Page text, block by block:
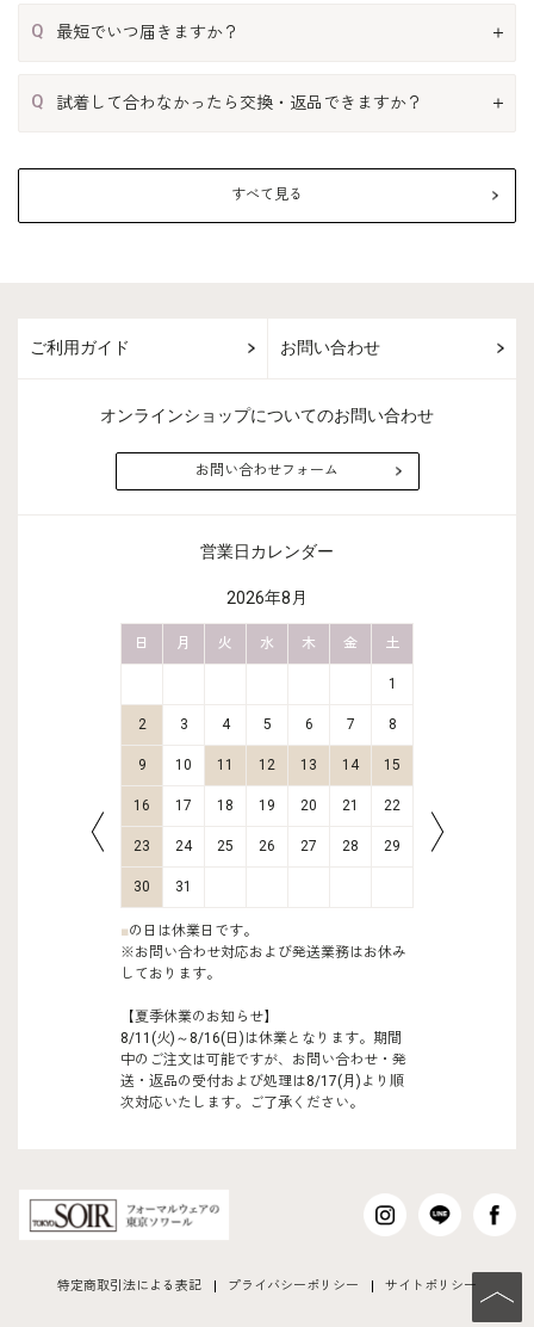
Q 最短でいつ届きますか？
Q 試着して合わなかったら交換・返品できますか？
すべて見る
ご利用ガイド お問い合わせ
オンラインショップについてのお問い合わせ
お問い合わせフォーム
営業日カレンダー
2026年8月
日 月 火 水 木 金 土
1
2 3 4 5 6 7 8
9 10 11 12 13 14 15
16 17 18 19 20 21 22
23 24 25 26 27 28 29
30 31
■の日は休業日です。
※お問い合わせ対応および発送業務はお休み
しております。
【夏季休業のお知らせ】
8/11(火)～8/16(日)は休業となります。期間
中のご注文は可能ですが、お問い合わせ・発
送・返品の受付および処理は8/17(月)より順
次対応いたします。ご了承ください。
特定商取引法による表記 プライバシーポリシー サイトポリシー